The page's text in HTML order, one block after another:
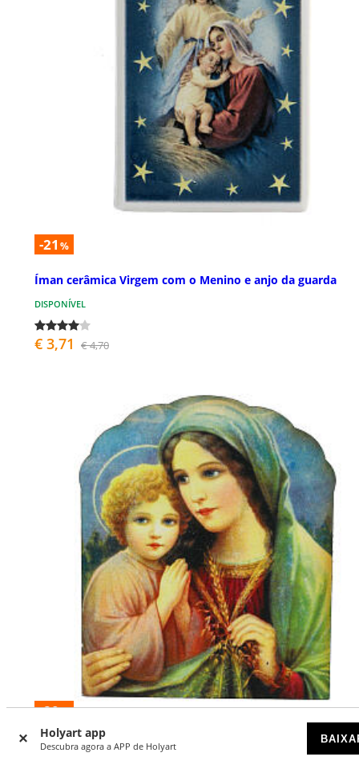
Holyart app
Descubra agora a APP de Holyart
-21 %
Íman cerâmica Virgem com o Menino e anjo da guarda
DISPONÍVEL
€ 3,71 € 4,70
-20%
Íman madeira Virgem com o Menino